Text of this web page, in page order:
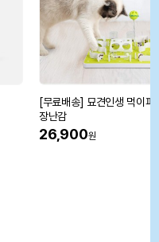
[무료배송] 묘견인생 먹이퍼즐
장난감
26,900원